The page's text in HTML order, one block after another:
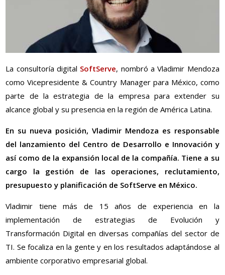
La consultoría digital SoftServe, nombró a Vladimir Mendoza
como Vicepresidente & Country Manager para México, como
parte de la estrategia de la empresa para extender su
alcance global y su presencia en la región de América Latina.
En su nueva posición, Vladimir Mendoza es responsable
del lanzamiento del Centro de Desarrollo e Innovación y
así como de la expansión local de la compañía. Tiene a su
cargo la gestión de las operaciones, reclutamiento,
presupuesto y planificación de SoftServe en México.
Vladimir tiene más de 15 años de experiencia en la
implementación de estrategias de Evolución y
Transformación Digital en diversas compañías del sector de
TI. Se focaliza en la gente y en los resultados adaptándose al
ambiente corporativo empresarial global.